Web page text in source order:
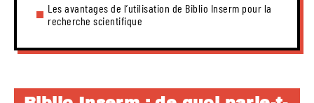
Les avantages de l’utilisation de Biblio Inserm pour la
recherche scientifique